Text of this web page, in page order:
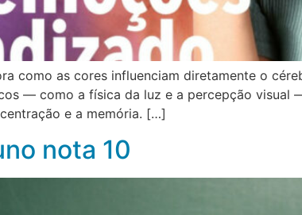
como as cores influenciam diretamente o
— como a física da luz e a percepção visual
e a memória. […]
nota 10